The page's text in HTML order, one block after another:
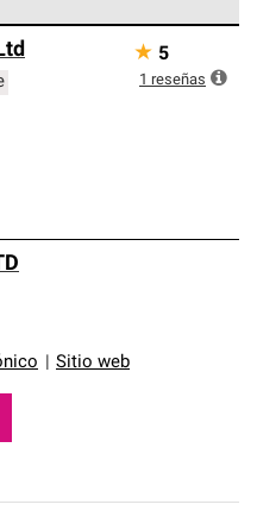
de techos
y requisitos estrictos
★ 5
1 reseñas
Sitio web